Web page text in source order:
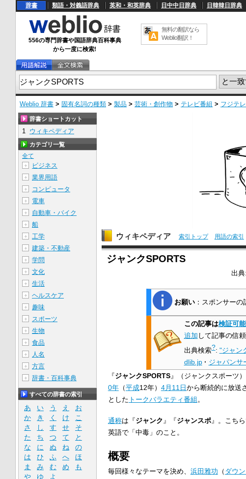
辞書 類語・対義語辞典 英和・和英辞典 日中中日辞典 日韓韓日辞典
556の専門辞書や国語辞典百科事典
から一度に検索!
無料の翻訳なら
Weblio翻訳！
Weblio 辞書 > 固有名詞の種類 > 製品 > 芸術・創作物 > テレビ番組 > フジテ
ウィキペディア 索引トップ 用語の索引
ジャンクSPORTS
出
お願い：スポンサーの
この記事は検証可能
追加 して記事の信
出典検索?: "ジャン
dlib.jp · ジャパンサ
『ジャンクSPORTS』（ジャンクスポーツ）
0年（平成12年） 4月11日から断続的に放送
とした トークバラエティ番組 。
通称は『ジャンク』『ジャンスポ』。こち
英語で「中毒」のこと。
概要
毎回様々なテーマを決め、 浜田雅功 （ ダウ
辞書ショートカット
1 ウィキペディア
カテゴリ一覧
全て
＋
ビジネス
＋ 業界用語
＋ コンピュータ
＋ 電車
＋ 自動車・バイク
＋ 船
＋ 工学
＋ 建築・不動産
＋ 学問
＋ 文化
＋ 生活
＋ ヘルスケア
＋ 趣味
＋ スポーツ
＋ 生物
＋ 食品
＋ 人名
＋ 方言
＋ 辞書・百科事典
すべての辞書の索引
あ い う え
お
か
き く け
こ
さ
し す せ
そ
た
ち つ て
と
な
に ぬ ね
の
は
ひ ふ へ
ほ
ま
み む め
も
や
ゆ
よ